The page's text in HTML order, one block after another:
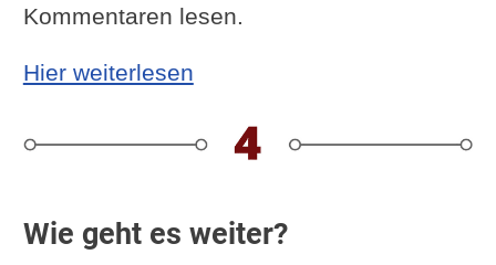
Kommentaren lesen.
Hier weiterlesen: Yoga Sutra I-41: Für den,
Wie geht es weiter?